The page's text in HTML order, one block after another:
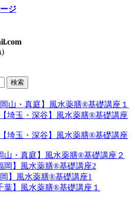
ジ
)
山・真庭】風水薬膳®基礎講座１
埼玉・深谷】風水薬膳®基礎講座
埼玉・深谷】風水薬膳®基礎講座
山・真庭】風水薬膳®基礎講座２
岡】風水薬膳®︎基礎講座2
】風水薬膳®︎基礎講座1
葉】風水薬膳®︎基礎講座１